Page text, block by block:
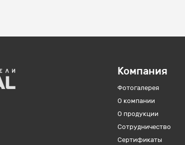
Компания
Фотогалерея
О компании
О продукции
Сотрудничество
Сертификаты